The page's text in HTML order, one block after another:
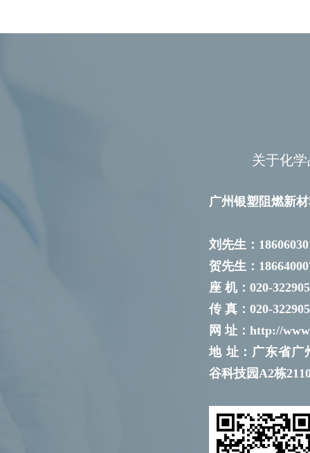
关于化
广州银塑阻燃新
刘先生：
贺先生：
座 机：020-
传 真：020-
网 址：http://
地 址：广东省广
谷科技园A2栋